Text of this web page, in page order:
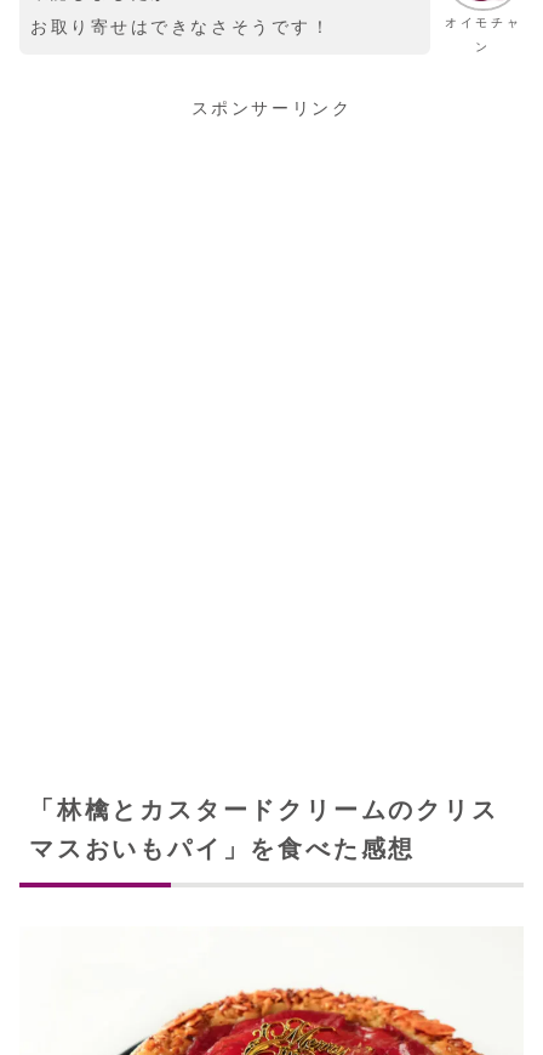
オイモチャ
ン
お取り寄せはできなさそうです！
スポンサーリンク
「林檎とカスタードクリームのクリス
マスおいもパイ」を食べた感想